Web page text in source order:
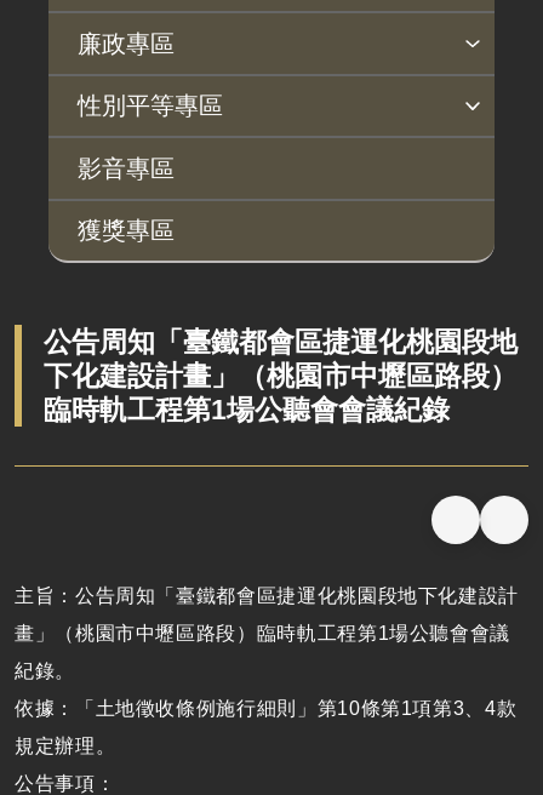
法律及法規命令
解釋性規定及裁量基準
政府機關資訊
行政指導有關文書
施政計畫、業務統計及研究報告
支付或接受之補助
政策宣導廣告支出
用地公告
用地法規
徵收案件資訊
法令查詢
解釋性規定及裁量基準
法令英譯徵集意見專區
訴願文件下載
相關實務判解
相關網站資源
廉政專區
揭弊者保護專區
廉政訊息
利益衝突迴避園地
公務員廉政倫理規範
公職人員財產申報園地
廉政檢舉管道
桃地計畫廉政平臺專網
桃地計畫
廉政平臺
啟動儀式及交流座談會
定期聯繫會議
廉政體系
性別平等專區
性別平等工作小組
宣傳事項
性別平等推動計畫
性別平等統計分析
性別平等影響評估
性騷擾防治
相關網站
影音專區
獲獎專區
公告周知「臺鐵都會區捷運化桃園段地
下化建設計畫」（桃園市中壢區路段）
臨時軌工程第1場公聽會會議紀錄
主旨：公告周知「臺鐵都會區捷運化桃園段地下化建設計
畫」（桃園市中壢區路段）臨時軌工程第1場公聽會會議
紀錄。
依據：「土地徵收條例施行細則」第10條第1項第3、4款
規定辦理。
公告事項：